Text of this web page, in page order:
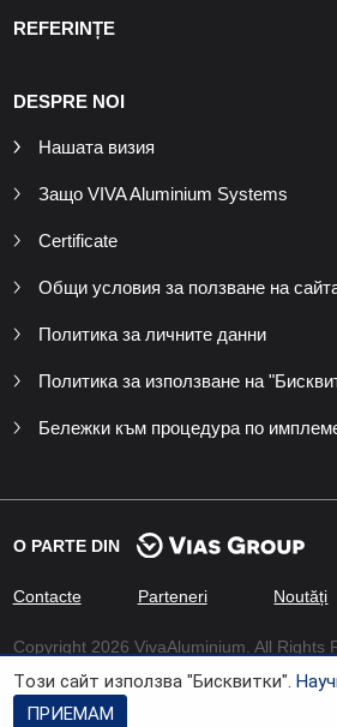
Tози сайт използва "Бисквитки".
ПРИЕМАМ
REFERINȚE
DESPRE NOI
Нашата визия
Защо VIVA Aluminium Systems
Certificate
Общи условия за ползване на
Политика за личните данни
Политика за използване на
Бележки към процедура по
O PARTE DIN
Contacte Parteneri Noutăți
Copyright 2026 VivaAluminium. All Rights
Developed byXenium Company